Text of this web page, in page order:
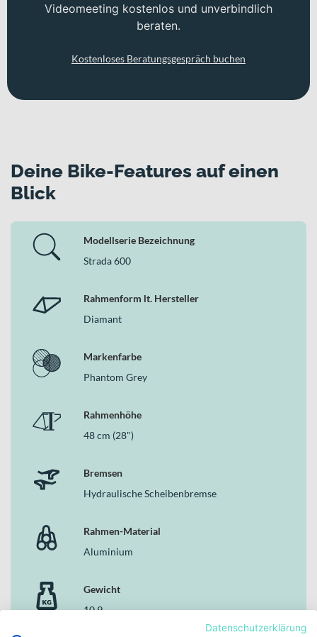
Videomeeting kostenlos und unverbindlich
beraten.
Kostenloses Beratungsgespräch buchen
Deine Bike-Features auf einen
Blick
Modellserie Bezeichnung
Strada 600
Rahmenform lt. Hersteller
Diamant
Markenfarbe
Phantom Grey
Rahmenhöhe
48 cm (28")
Bremsen
Hydraulische Scheibenbremse
Rahmen-Material
Aluminium
Gewicht
10.9
Datenschutzerklärung